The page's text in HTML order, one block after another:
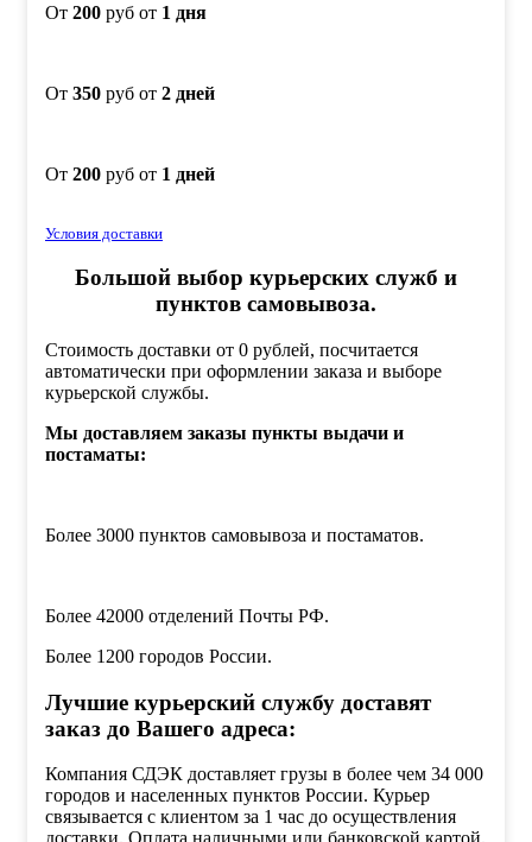
От 200 руб от 1 дня
От 350 руб от 2 дней
От 200 руб от 1 дней
Условия доставки
Большой выбор курьерских служб и
пунктов самовывоза.
Стоимость доставки от 0 рублей, посчитается
автоматически при оформлении заказа и выборе
курьерской службы.
Мы доставляем заказы пункты выдачи и
постаматы:
Более 3000 пунктов самовывоза и постаматов.
Более 42000 отделений Почты РФ.
Более 1200 городов России.
Лучшие курьерский службу доставят
заказ до Вашего адреса:
Компания СДЭК доставляет грузы в более чем 34 000
городов и населенных пунктов России. Курьер
связывается с клиентом за 1 час до осуществления